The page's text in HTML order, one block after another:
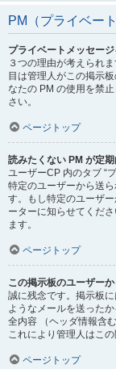
PM（プライベー
プライベートメッセー
３つの理由が考えられ
目は管理人がこの掲示
なたの PM の使用を禁
さい。
ページトップ
読みたくない PM が定
ユーザーCP 内のタブ “
特定のユーザーから送
す。もし特定のユーザ
ーターに知らせてくだ
ます。
ページトップ
この掲示板のユーザー
誠に残念です。掲示板
ようなメールを送った
全内容 （ヘッダ情報含
これにより管理人はこの
ページトップ